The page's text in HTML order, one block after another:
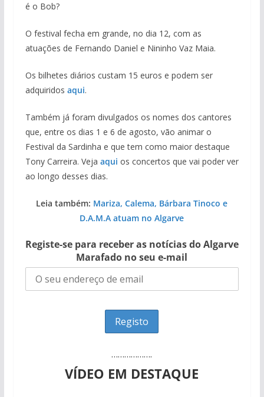
é o Bob?
O festival fecha em grande, no dia 12, com as
atuações de Fernando Daniel e Nininho Vaz Maia.
Os bilhetes diários custam 15 euros e podem ser
adquiridos aqui.
Também já foram divulgados os nomes dos cantores
que, entre os dias 1 e 6 de agosto, vão animar o
Festival da Sardinha e que tem como maior destaque
Tony Carreira. Veja aqui os concertos que vai poder ver
ao longo desses dias.
Leia também: Mariza, Calema, Bárbara Tinoco e
D.A.M.A atuam no Algarve
Registe-se para receber as notícias do Algarve
Marafado no seu e-mail
……………….
VÍDEO EM DESTAQUE